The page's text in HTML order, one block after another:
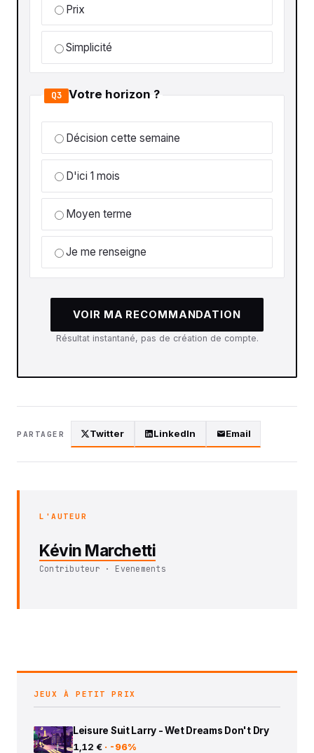
Prix
Simplicité
Q3 Votre horizon ?
Décision cette semaine
D'ici 1 mois
Moyen terme
Je me renseigne
VOIR MA RECOMMANDATION
Résultat instantané, pas de création de compte.
PARTAGER Twitter LinkedIn Email
L'AUTEUR
Kévin Marchetti
Contributeur · Evenements
JEUX À PETIT PRIX
Leisure Suit Larry - Wet Dreams Don't Dry
1,12 € · -96%